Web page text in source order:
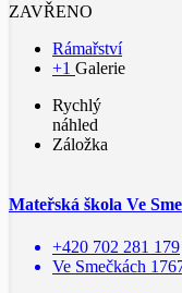
ZAVŘENO
Rámařství
+1 Galerie
Rychlý
náhled
Záložka
Mateřská škola Ve
+420 702 281 179
Ve Smečkách